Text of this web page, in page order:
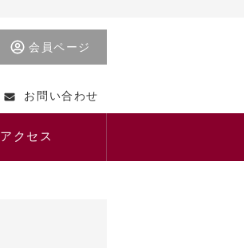
会員ページ
お問い合わせ
アクセス